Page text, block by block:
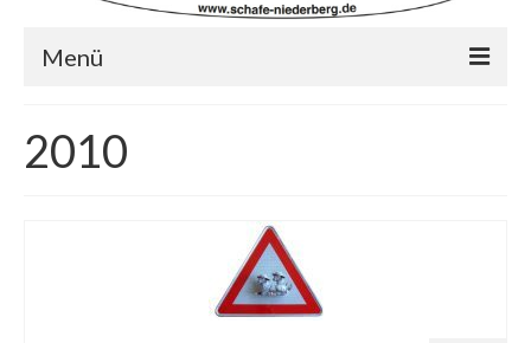
Menü
Wer wir sind?…
Mitglied werden?
2010